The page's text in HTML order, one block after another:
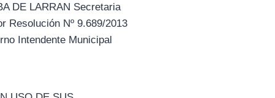
DE LARRAN Secretaria
Resolución Nº 9.689/2013
Intendente Municipal